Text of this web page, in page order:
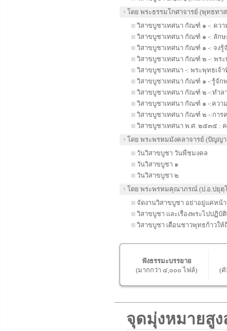
โดย พระธรรมโกศาจารย์ (พุทธทา
วิสาขบูชาเทศนา กัณฑ์ ๑ -: คว
วิสาขบูชาเทศนา กัณฑ์ ๑ -: ลัก
วิสาขบูชาเทศนา กัณฑ์ ๑ -: จงรู้
วิสาขบูชาเทศนา กัณฑ์ ๒ -: พระ
วิสาขบูชาเทศนา -: พระพุทธเจ้
วิสาขบูชาเทศนา กัณฑ์ ๑ -:รู้จัก
วิสาขบูชาเทศนา กัณฑ์ ๒ -:ทำล
วิสาขบูชาเทศนา กัณฑ์ ๑ -:ควา
วิสาขบูชาเทศนา กัณฑ์ ๒ -:การ
วิสาขบูชาเทศนา พ.ศ. ๒๕๓๕ : ค
โดย พระพรหมมังคลาจารย์ (ปัญญ
วันวิสาขบูชา วันพืชมงคล
วันวิสาขบูชา ๑
วันวิสาขบูชา ๒
โดย พระพรหมคุณาภรณ์ (ป.อ.ปยุตฺ
จัดงานวิสาขบูชา อย่าอยู่แค่หน้า
วิสาขบูชา และเรื่องพระไปปฏิบั
วิสาขบูชา เตือนชาวพุทธก้าวใ
ฟังธรรมะบรรยาย
(มากกว่า ๔,๐๐๐ ไฟล์)
(
จุดมุ่งหมายสู